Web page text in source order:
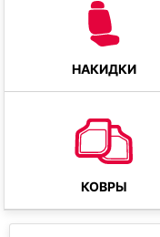
НАКИДКИ
КОВРЫ